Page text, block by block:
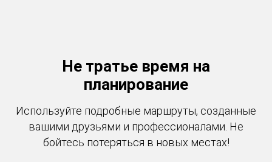
Не тратье время на
планирование
Используйте подробные маршруты, созданные
вашими друзьями и профессионалами. Не
бойтесь потеряться в новых местах!